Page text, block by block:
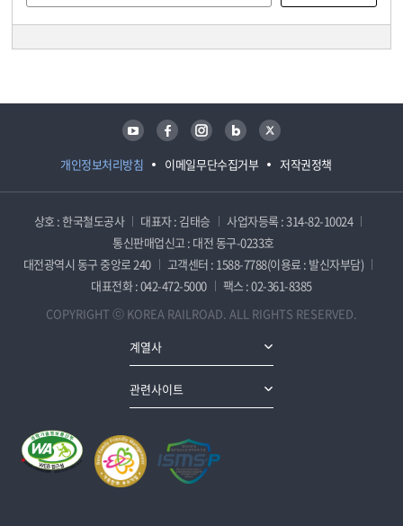
개인정보처리방침 이메일무단수집거부 저작권정책
유튜브 페이스북 인스타그램 블로그 트위터
상호 : 한국철도공사 대표자 : 김태승
사업자등록 : 314-82-10024
통신판매업신고 : 대전 동구-0233호
대전광역시 동구 중앙로 240
고객센터 : 1588-7788(이용료 : 발신자부담)
대표전화 : 042-472-5000
팩스 : 02-361-8385
COPYRIGHT ⓒ KOREA RAILROAD. ALL RIGHTS RESERVED.
계열사
관련사이트